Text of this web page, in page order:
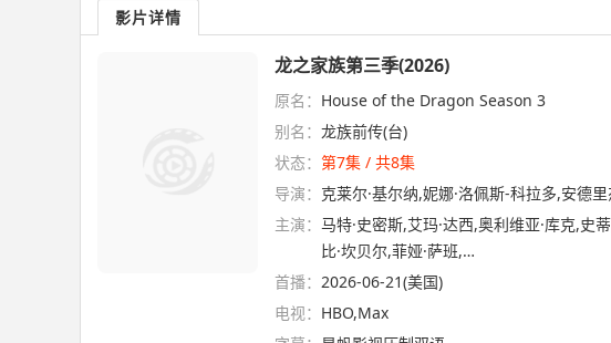
影片详情
龙之家族第三季(2026)
原名： House of the Dragon Season 3
别名： 龙族前传(台)
状态： 第7集 / 共8集
导演： 克莱尔·基尔纳,妮娜·洛佩斯-科拉多,安德
主演： 马特·史密斯,艾玛·达西,奥利维亚·库克,史
比·坎贝尔,菲娅·萨班,…
首播： 2026-06-21(美国)
电视： HBO,Max